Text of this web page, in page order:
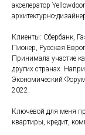
акселератор
архитектурно-
Клиенты: Сбербанк,
Пионер, Русская
Принимала участие
других странах.
Экономический
2022.
Ключевой для меня
квартиры, кредит,